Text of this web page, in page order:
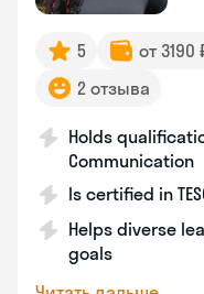
5 от 3190
2 отзыва
Holds
Communication
Is certified in
Helps diverse
goals